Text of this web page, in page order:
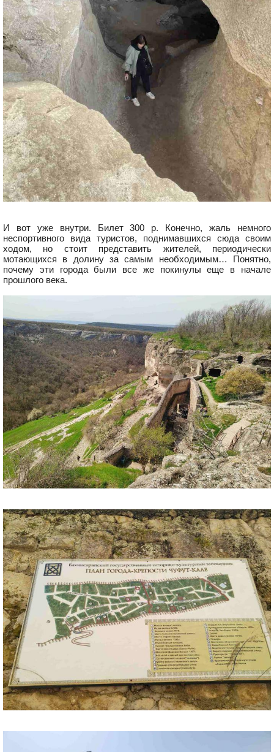
И вот уже внутри. Билет 300 р. Конечно, жаль немного
неспортивного вида туристов, поднимавшихся сюда своим
ходом, но стоит представить жителей, периодически
мотающихся в долину за самым необходимым… Понятно,
почему эти города были все же покинулы еще в начале
прошлого века.